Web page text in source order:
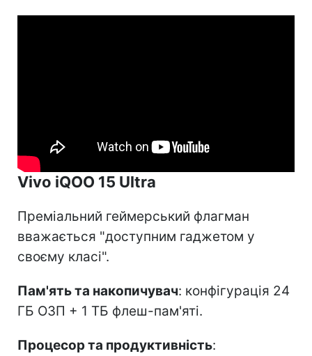
Vivo iQOO 15 Ultra
Преміальний геймерський флагман
вважається "доступним гаджетом у
своєму класі".
Пам'ять та накопичувач: конфігурація 24
ГБ ОЗП + 1 ТБ флеш-пам'яті.
Процесор та продуктивність: